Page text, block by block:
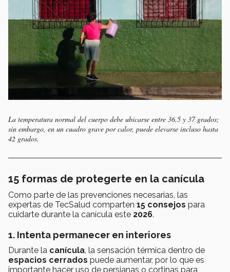
La temperatura normal del cuerpo debe ubicarse entre 36.5 y 37 grados;
sin embargo, en un cuadro grave por calor, puede elevarse incluso hasta
42 grados.
15 formas de protegerte en la canícula
Como parte de las prevenciones necesarias, las
expertas de TecSalud comparten 15 consejos para
cuidarte durante la canícula este 2026.
1. Intenta permanecer en interiores
Durante la canícula, la sensación térmica dentro de
espacios cerrados puede aumentar, por lo que es
importante hacer uso de persianas o cortinas para